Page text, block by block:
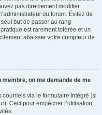
pas directement modifier
du forum. Évitez de
but de passer au rang
est rarement tolérée et un
abaisser votre compteur de
membre, on me demande de me
courriels via le formulaire intégré (si
Ceci pour empêcher l’utilisation